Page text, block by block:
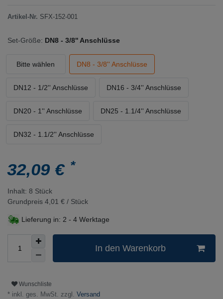
Artikel-Nr. SFX-152-001
Set-Größe: DN8 - 3/8'' Anschlüsse
Bitte wählen DN8 - 3/8'' Anschlüsse
DN12 - 1/2'' Anschlüsse DN16 - 3/4'' Anschlüsse
DN20 - 1'' Anschlüsse DN25 - 1.1/4'' Anschlüsse
DN32 - 1.1/2'' Anschlüsse
32,09 €*
Inhalt: 8 Stück
Grundpreis 4,01 € / Stück
Lieferung in: 2 - 4 Werktage
In den Warenkorb
Wunschliste
* inkl. ges. MwSt. zzgl. Versand